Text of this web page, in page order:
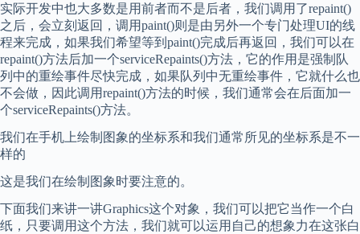
实际开发中也大多数是用前者而不是后者，我们调用了repaint()
之后，会立刻返回，调用paint()则是由另外一个专门处理UI的线
程来完成，如果我们希望等到paint()完成后再返回，我们可以在
repaint()方法后加一个serviceRepaints()方法，它的作用是强制队
列中的重绘事件尽快完成，如果队列中无重绘事件，它就什么也
不会做，因此调用repaint()方法的时候，我们通常会在后面加一
个serviceRepaints()方法。
我们在手机上绘制图象的坐标系和我们通常所见的坐标系是不一
样的
这是我们在绘制图象时要注意的。
下面我们来讲一讲Graphics这个对象，我们可以把它当作一个白
纸，只要调用这个方法，我们就可以运用自己的想象力在这张白